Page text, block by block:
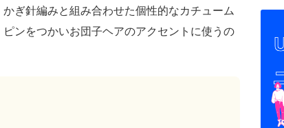
ぎ針編みと組み合わせた個性的なカチューム
ンをつかいお団子ヘアのアクセントに使うの